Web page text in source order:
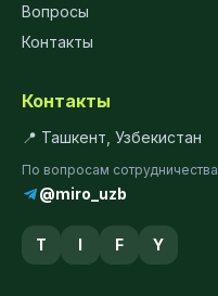
Вопросы
Контакты
Контакты
📍 Ташкент, Узбекистан
По вопросам сотрудничества
@miro_uzb
T I F Y